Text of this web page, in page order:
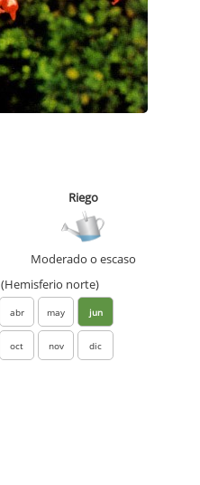
Riego
Moderado o escaso
(Hemisferio norte)
abr may jun
oct nov dic